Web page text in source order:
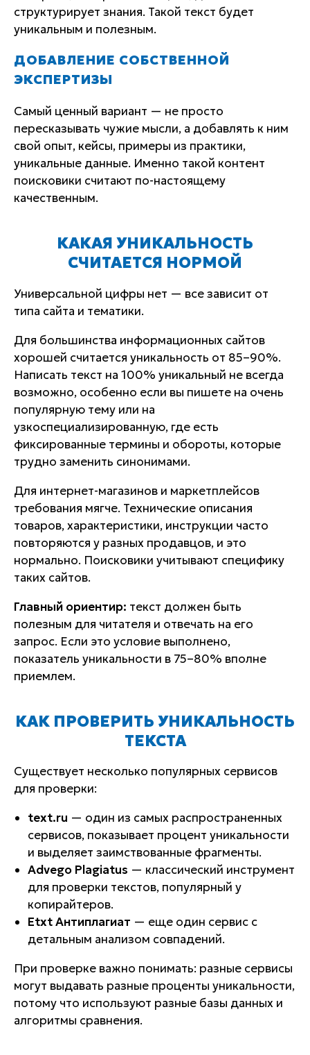
структурирует знания. Такой текст будет
уникальным и полезным.
ДОБАВЛЕНИЕ СОБСТВЕННОЙ
ЭКСПЕРТИЗЫ
Самый ценный вариант — не просто
пересказывать чужие мысли, а добавлять к ним
свой опыт, кейсы, примеры из практики,
уникальные данные. Именно такой контент
поисковики считают по-настоящему
качественным.
КАКАЯ УНИКАЛЬНОСТЬ
СЧИТАЕТСЯ НОРМОЙ
Универсальной цифры нет — все зависит от
типа сайта и тематики.
Для большинства информационных сайтов
хорошей считается уникальность от 85–90%.
Написать текст на 100% уникальный не всегда
возможно, особенно если вы пишете на очень
популярную тему или на
узкоспециализированную, где есть
фиксированные термины и обороты, которые
трудно заменить синонимами.
Для интернет-магазинов и маркетплейсов
требования мягче. Технические описания
товаров, характеристики, инструкции часто
повторяются у разных продавцов, и это
нормально. Поисковики учитывают специфику
таких сайтов.
Главный ориентир: текст должен быть
полезным для читателя и отвечать на его
запрос. Если это условие выполнено,
показатель уникальности в 75–80% вполне
приемлем.
КАК ПРОВЕРИТЬ УНИКАЛЬНОСТЬ
ТЕКСТА
Существует несколько популярных сервисов
для проверки:
text.ru — один из самых распространенных
сервисов, показывает процент уникальности
и выделяет заимствованные фрагменты.
Advego Plagiatus — классический инструмент
для проверки текстов, популярный у
копирайтеров.
Etxt Антиплагиат — еще один сервис с
детальным анализом совпадений.
При проверке важно понимать: разные сервисы
могут выдавать разные проценты уникальности,
потому что используют разные базы данных и
алгоритмы сравнения.